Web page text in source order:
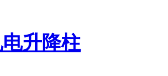
升降柱